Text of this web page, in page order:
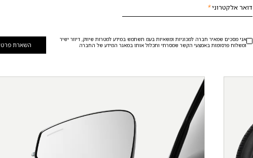
דואר אלקטרוני*
אני מסכים שמאיר חברה למכוניות ומשאיות בעמ תשתמש במידע למטרות שיווק, דיוור ישיר
ומשלוח פרסומות באמצעי הקשר שמסרתי ותכלול אותו במאגר המידע של החברה
השארת